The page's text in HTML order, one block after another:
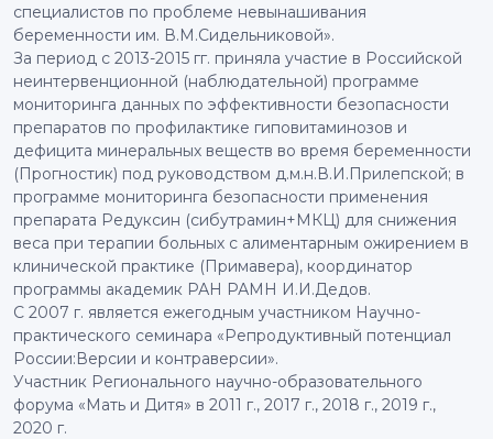
специалистов по проблеме невынашивания
беременности им. В.М.Сидельниковой».
За период с 2013-2015 гг. приняла участие в Российской
неинтервенционной (наблюдательной) программе
мониторинга данных по эффективности безопасности
препаратов по профилактике гиповитаминозов и
дефицита минеральных веществ во время беременности
(Прогностик) под руководством д.м.н.В.И.Прилепской; в
программе мониторинга безопасности применения
препарата Редуксин (сибутрамин+МКЦ) для снижения
веса при терапии больных с алиментарным ожирением в
клинической практике (Примавера), координатор
программы академик РАН РАМН И.И.Дедов.
С 2007 г. является ежегодным участником Научно-
практического семинара «Репродуктивный потенциал
России:Версии и контраверсии».
Участник Регионального научно-образовательного
форума «Мать и Дитя» в 2011 г., 2017 г., 2018 г., 2019 г.,
2020 г.